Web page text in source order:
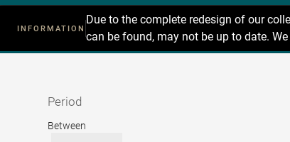
INFORMATION
Due to the complete redesign of our
can be found, may not be up to date.
Recherche
Period
Period
Between